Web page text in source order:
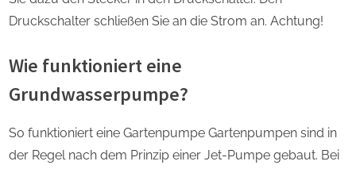
Druckschalter schließen Sie an die Strom an. Achtung!
Wie funktioniert eine
Grundwasserpumpe?
So funktioniert eine Gartenpumpe Gartenpumpen sind in
der Regel nach dem Prinzip einer Jet-Pumpe gebaut. Bei